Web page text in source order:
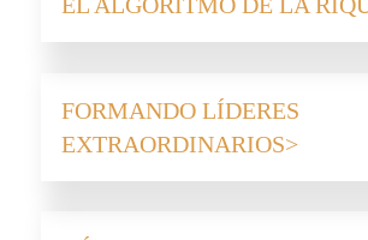
EL ALGORITMO DE LA
FORMANDO LÍDERES
EXTRAORDINARIOS